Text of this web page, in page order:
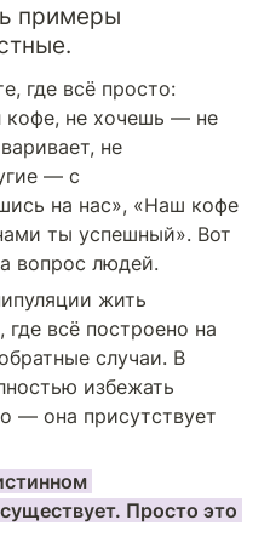
примеры
где всё просто:
не хочешь — не
не
— с
на нас», «Наш кофе
ты успешный». Вот
вопрос людей.
жить
всё построено на
случаи. В
избежать
— она присутствует
Просто это